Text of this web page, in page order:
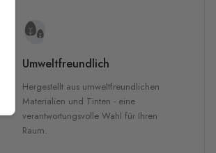
Umweltfreundlich
Hergestellt aus umweltfreundlichen
Materialien und Tinten - eine
verantwortungsvolle Wahl für Ihren
Raum.